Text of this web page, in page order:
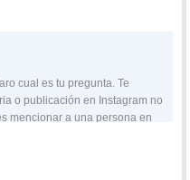
a nuestro canal
cual es tu pregunta. Te
o publicación en Instagram no
mencionar a una persona en